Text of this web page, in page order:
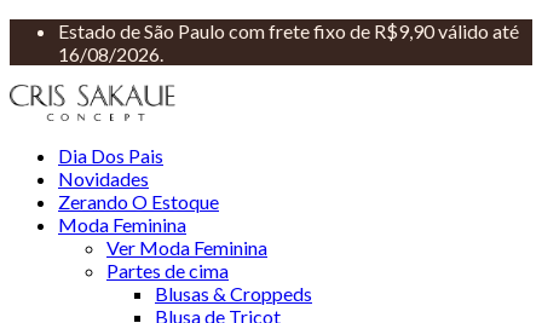
Estado de São Paulo com frete fixo de R$9,90 válido até
16/08/2026.
Dia Dos Pais
Novidades
Zerando O Estoque
Moda Feminina
Ver Moda Feminina
Partes de cima
Blusas & Croppeds
Blusa de Tricot